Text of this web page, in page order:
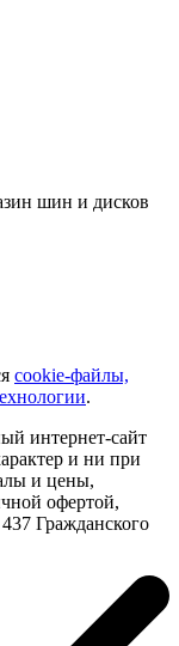
шин и дисков
cookie-файлы,
.
интернет-сайт
и ни при
и цены,
офертой,
Гражданского